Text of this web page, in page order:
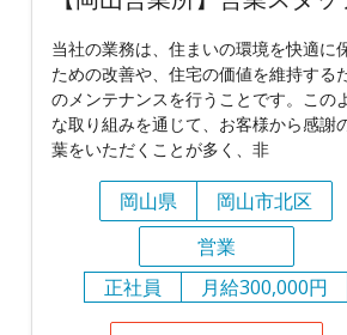
当社の業務は、住まいの環境を快適に
ための改善や、住宅の価値を維持する
のメンテナンスを行うことです。この
な取り組みを通じて、お客様から感謝
葉をいただくことが多く、非
岡山県
岡山市北区
営業
正社員
月給300,000円